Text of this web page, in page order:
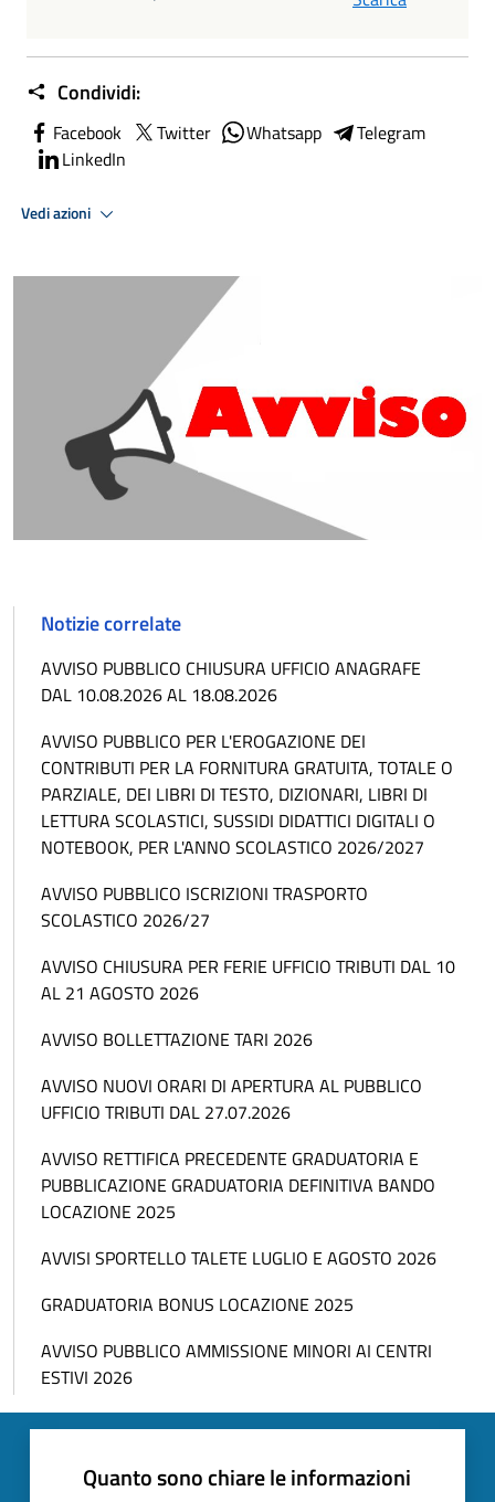
Condividi:
Facebook Twitter Whatsapp
Telegram
LinkedIn
Vedi azioni
Notizie correlate
AVVISO PUBBLICO CHIUSURA UFFICIO ANAGRAFE
DAL 10.08.2026 AL 18.08.2026
AVVISO PUBBLICO PER L'EROGAZIONE DEI
CONTRIBUTI PER LA FORNITURA GRATUITA, TOTALE O
PARZIALE, DEI LIBRI DI TESTO, DIZIONARI, LIBRI DI
LETTURA SCOLASTICI, SUSSIDI DIDATTICI DIGITALI O
NOTEBOOK, PER L'ANNO SCOLASTICO 2026/2027
AVVISO PUBBLICO ISCRIZIONI TRASPORTO
SCOLASTICO 2026/27
AVVISO CHIUSURA PER FERIE UFFICIO TRIBUTI DAL 10
AL 21 AGOSTO 2026
AVVISO BOLLETTAZIONE TARI 2026
AVVISO NUOVI ORARI DI APERTURA AL PUBBLICO
UFFICIO TRIBUTI DAL 27.07.2026
AVVISO RETTIFICA PRECEDENTE GRADUATORIA E
PUBBLICAZIONE GRADUATORIA DEFINITIVA BANDO
LOCAZIONE 2025
AVVISI SPORTELLO TALETE LUGLIO E AGOSTO 2026
GRADUATORIA BONUS LOCAZIONE 2025
AVVISO PUBBLICO AMMISSIONE MINORI AI CENTRI
ESTIVI 2026
Quanto sono chiare le informazioni